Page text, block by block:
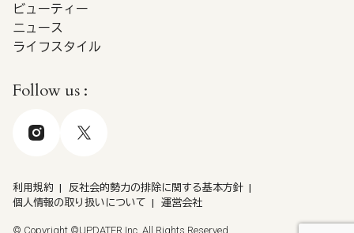
ビューティー
ニュース
ライフスタイル
Follow us :
利用規約
反社会的勢力の排除に関する基本方針
個人情報の取り扱いについて
運営会社
© Copyright ©UPDATER Inc. All Rights Reserved.